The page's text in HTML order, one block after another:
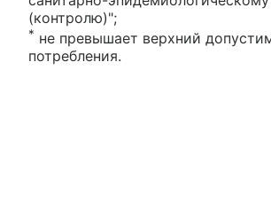
(контролю)";
* не превышает верхний
потребления.